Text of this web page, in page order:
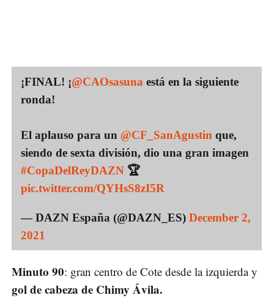
¡FINAL! ¡@CAOsasuna está en la siguiente
ronda!
El aplauso para un @CF_SanAgustin que,
siendo de sexta división, dio una gran imagen
#CopaDelReyDAZN 🏆
pic.twitter.com/QYHsS8zI5R
— DAZN España (@DAZN_ES) December 2,
2021
Minuto 90: gran centro de Cote desde la izquierda y
gol de cabeza de Chimy Ávila.